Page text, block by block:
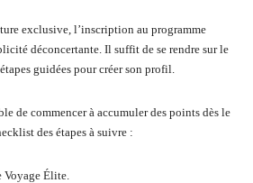
exclusive, l’inscription au programme
déconcertante. Il suffit de se rendre sur le
guidées pour créer son profil.
de commencer à accumuler des points dès le
des étapes à suivre :
Élite.